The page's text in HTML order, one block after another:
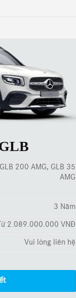
GLB 200 AMG, GLB 35
AMG
3 Năm
2.089.000.000 VNĐ
Vui lòng liên hệ